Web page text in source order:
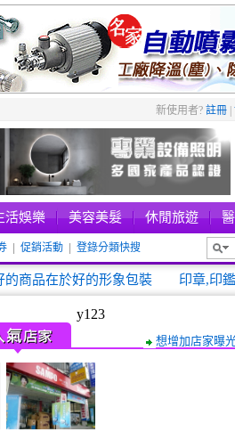
新使用者? 註冊|
活娛樂 美容美髮 休閒旅遊
促銷活動 登錄分類快搜
的商品在於好的形象包裝 印章,印
y123
想增加店家曝